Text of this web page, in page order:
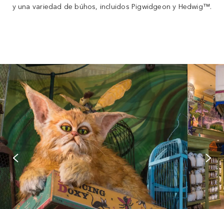
y una variedad de búhos, incluidos Pigwidgeon y Hedwig™.